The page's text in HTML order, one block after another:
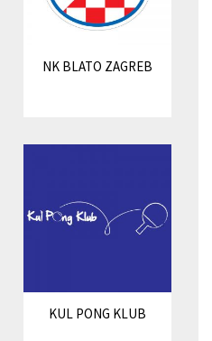
NK BLATO ZAGREB
KUL PONG KLUB